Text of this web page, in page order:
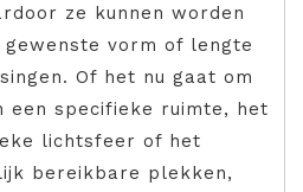
ze kunnen worden
vorm of lengte
Of het nu gaat om
een specifieke ruimte, het
lichtsfeer of het
bereikbare plekken,